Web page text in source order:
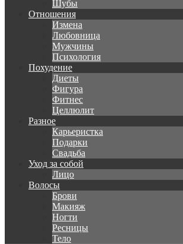
Шубы
Отношения
Измена
Любовница
Мужчины
Психология
Похудение
Диеты
Фигура
Фитнес
Целлюлит
Разное
Карьеристка
Подарки
Свадьба
Уход за собой
Лицо
Волосы
Брови
Макияж
Ногти
Ресницы
Тело